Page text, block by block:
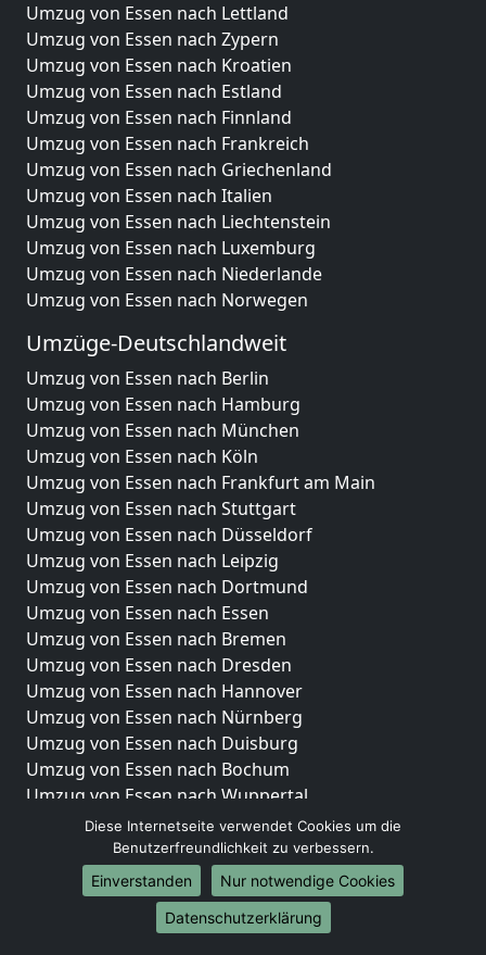
Umzug von Essen nach Lettland
Umzug von Essen nach Zypern
Umzug von Essen nach Kroatien
Umzug von Essen nach Estland
Umzug von Essen nach Finnland
Umzug von Essen nach Frankreich
Umzug von Essen nach Griechenland
Umzug von Essen nach Italien
Umzug von Essen nach Liechtenstein
Umzug von Essen nach Luxemburg
Umzug von Essen nach Niederlande
Umzug von Essen nach Norwegen
Umzüge-Deutschlandweit
Umzug von Essen nach Berlin
Umzug von Essen nach Hamburg
Umzug von Essen nach München
Umzug von Essen nach Köln
Umzug von Essen nach Frankfurt am Main
Umzug von Essen nach Stuttgart
Umzug von Essen nach Düsseldorf
Umzug von Essen nach Leipzig
Umzug von Essen nach Dortmund
Umzug von Essen nach Essen
Umzug von Essen nach Bremen
Umzug von Essen nach Dresden
Umzug von Essen nach Hannover
Umzug von Essen nach Nürnberg
Umzug von Essen nach Duisburg
Umzug von Essen nach Bochum
Umzug von Essen nach Wuppertal
Umzug von Essen nach Bielefeld
Umzug von Essen nach Bonn
Umzug von Essen nach Münster
Internationale-Umzüge
Diese Internetseite verwendet Cookies um die
Benutzerfreundlichkeit zu verbessern.
Einverstanden
Nur notwendige Cookies
Datenschutzerklärung